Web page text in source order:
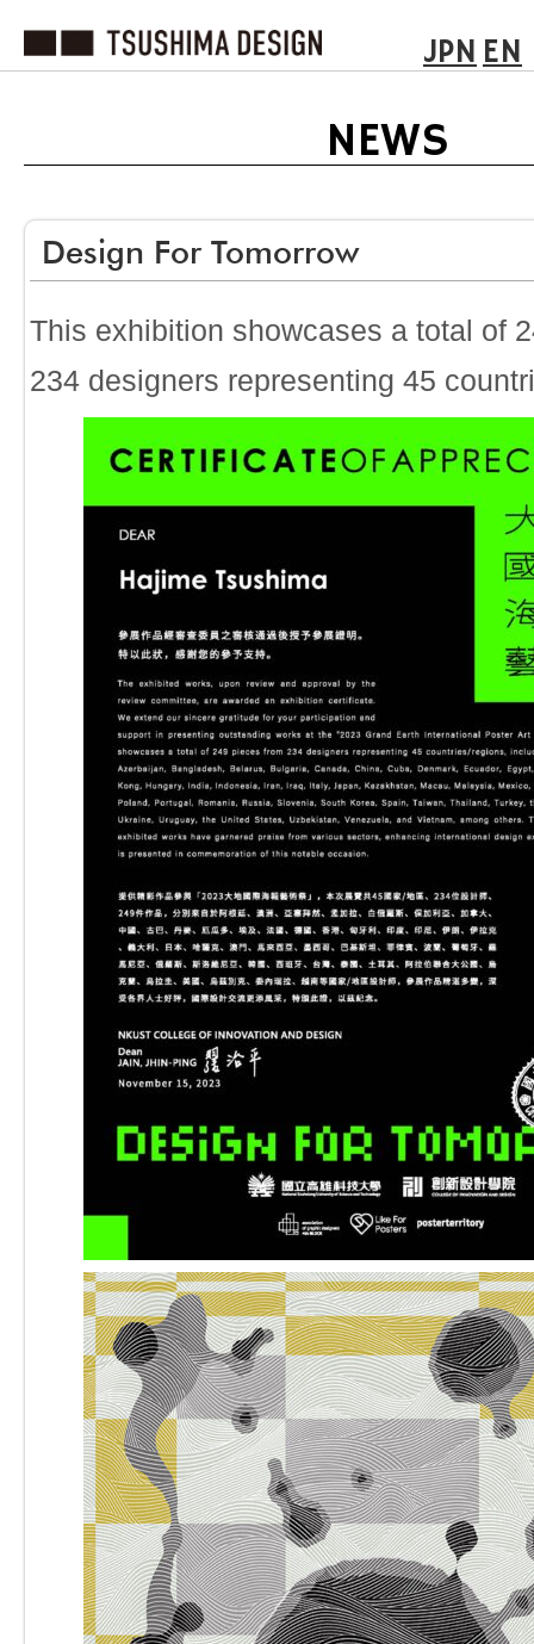
JPNEN
NEWS
Design For Tomorrow
This exhibition showcases a total of
234 designers representing 45